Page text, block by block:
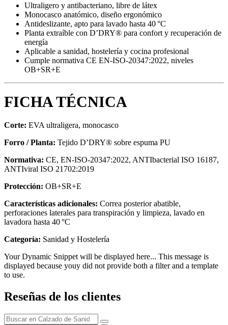
Ultraligero y antibacteriano, libre de látex
Monocasco anatómico, diseño ergonómico
Antideslizante, apto para lavado hasta 40 °C
Planta extraíble con D’DRY® para confort y recuperación de
energía
Aplicable a sanidad, hostelería y cocina profesional
Cumple normativa CE EN-ISO-20347:2022, niveles
OB+SR+E
FICHA TÉCNICA
Corte: EVA ultraligera, monocasco
Forro / Planta: Tejido D’DRY® sobre espuma PU
Normativa: CE, EN-ISO-20347:2022, ANTIbacterial ISO 16187,
ANTIviral ISO 21702:2019
Protección: OB+SR+E
Características adicionales: Correa posterior abatible,
perforaciones laterales para transpiración y limpieza, lavado en
lavadora hasta 40 °C
Categoría: Sanidad y Hostelería
Your Dynamic Snippet will be displayed here... This message is
displayed because youy did not provide both a filter and a template
to use.
Reseñas de los clientes